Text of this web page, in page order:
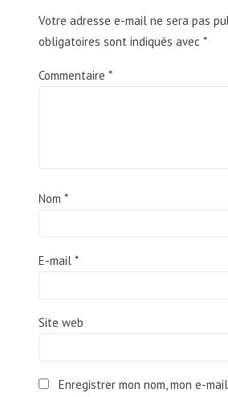
Votre adresse e-mail ne sera pas
obligatoires sont indiqués avec *
Commentaire *
Nom *
E-mail *
Site web
Enregistrer mon nom, mon e-